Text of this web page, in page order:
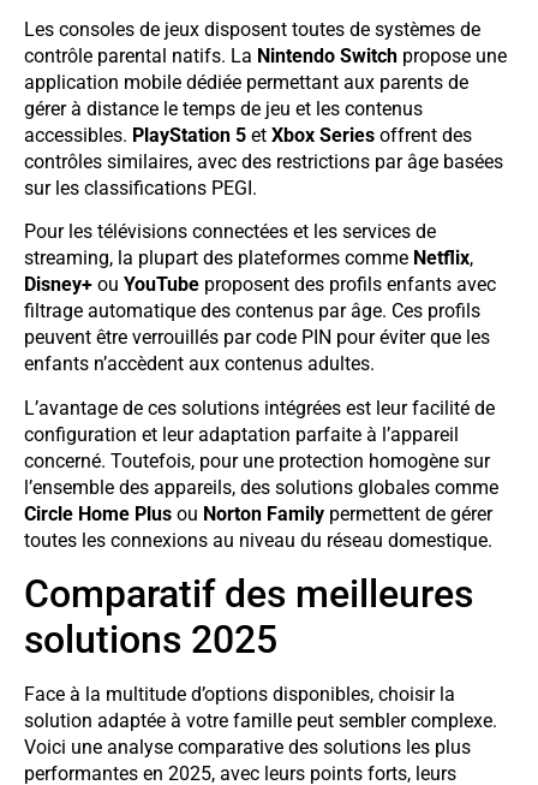
Les consoles de jeux disposent toutes de systèmes de
contrôle parental natifs. La Nintendo Switch propose une
application mobile dédiée permettant aux parents de
gérer à distance le temps de jeu et les contenus
accessibles. PlayStation 5 et Xbox Series offrent des
contrôles similaires, avec des restrictions par âge basées
sur les classifications PEGI.
Pour les télévisions connectées et les services de
streaming, la plupart des plateformes comme Netflix,
Disney+ ou YouTube proposent des profils enfants avec
filtrage automatique des contenus par âge. Ces profils
peuvent être verrouillés par code PIN pour éviter que les
enfants n’accèdent aux contenus adultes.
L’avantage de ces solutions intégrées est leur facilité de
configuration et leur adaptation parfaite à l’appareil
concerné. Toutefois, pour une protection homogène sur
l’ensemble des appareils, des solutions globales comme
Circle Home Plus ou Norton Family permettent de gérer
toutes les connexions au niveau du réseau domestique.
Comparatif des meilleures
solutions 2025
Face à la multitude d’options disponibles, choisir la
solution adaptée à votre famille peut sembler complexe.
Voici une analyse comparative des solutions les plus
performantes en 2025, avec leurs points forts, leurs